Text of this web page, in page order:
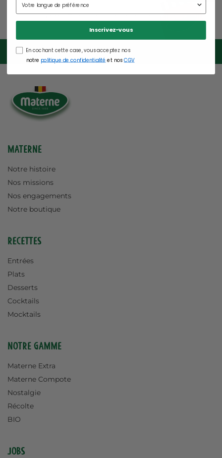
I accept theTerms and conditionsandprivacy policy
Materne
Notre histoire
Nos missions
Nos engagements
Notre boutique
Recettes
Entrées
Plats
Desserts
Cocktails
Mocktails
Notre gamme
Materne Extra
Materne Compote
Nostalgie
Récolte
BIO
Jobs
Inscrivez-vous
En cochant cette case, vous acceptez nos
notre politique de confidentialité et nos CGV